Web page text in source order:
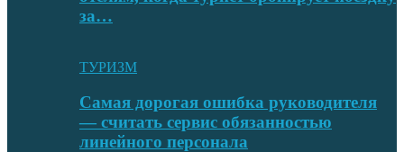
за…
ТУРИЗМ
Самая дорогая ошибка руководителя
— считать сервис обязанностью
линейного персонала